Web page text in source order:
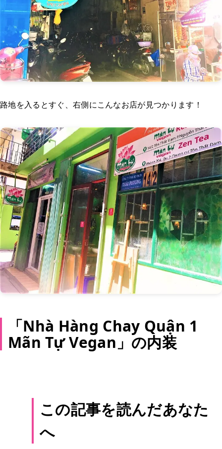
路地を入るとすぐ、右側にこんなお店が見つかります！
「Nhà Hàng Chay Quận 1
Mãn Tự Vegan」の内装
この記事を読んだあなた
へ